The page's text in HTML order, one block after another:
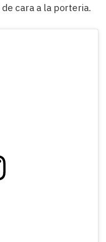
de cara a la porteria.